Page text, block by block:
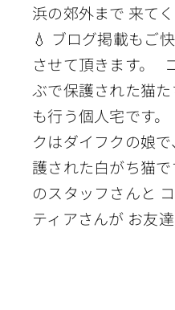
浜の郊外まで 来て
💧 ブログ掲載もご
させて頂きます。
ぶで保護された猫
も行う個人宅です
クはダイフクの娘
護された白がち猫
のスタッフさんと
ティアさんが お友